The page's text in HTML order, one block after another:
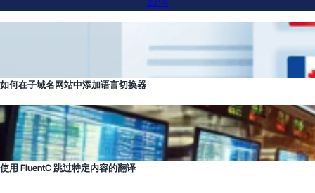
如何在子域名网站中添加语言切换器
使用 FluentC 跳过特定内容的翻译